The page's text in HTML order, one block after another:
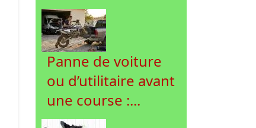
Panne de voiture
ou d’utilitaire avant
une course :...